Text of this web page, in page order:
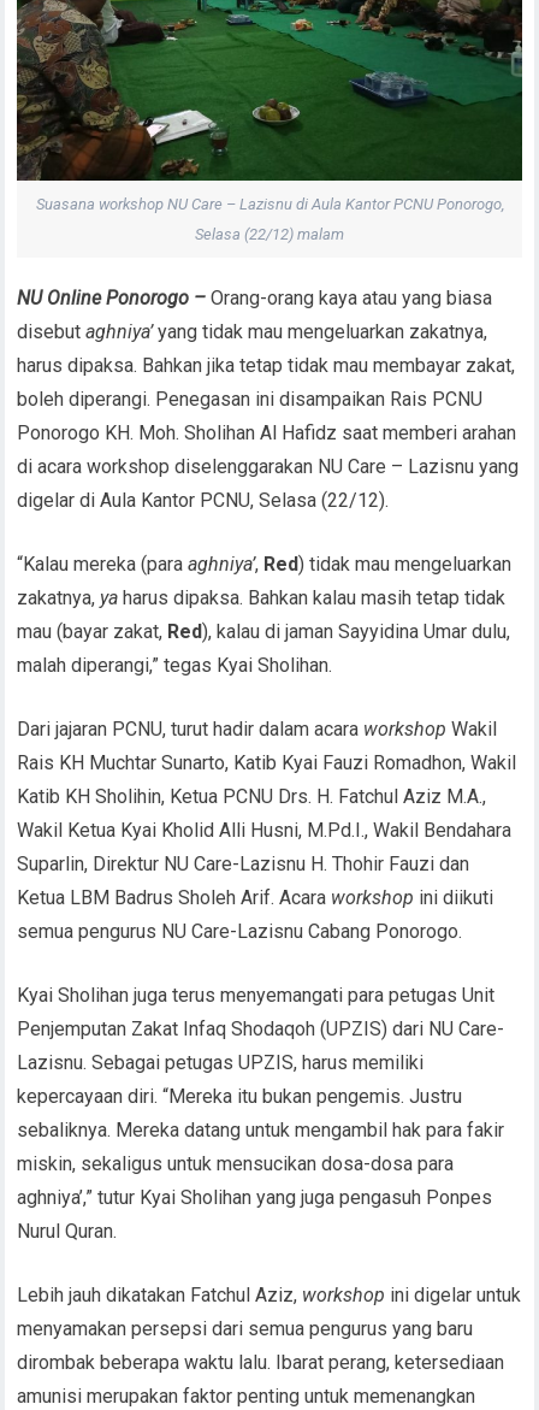
Suasana workshop NU Care – Lazisnu di Aula Kantor PCNU Ponorogo,
Selasa (22/12) malam
NU Online Ponorogo – Orang-orang kaya atau yang biasa
disebutaghniya’yang tidak mau mengeluarkan zakatnya,
harus dipaksa. Bahkan jika tetap tidak mau membayar zakat,
boleh diperangi. Penegasan ini disampaikan Rais PCNU
Ponorogo KH. Moh. Sholihan Al Hafidz saat memberi arahan
di acara workshop diselenggarakan NU Care – Lazisnu yang
digelar di Aula Kantor PCNU, Selasa (22/12).
“Kalau mereka (paraaghniya’, Red) tidak mau mengeluarkan
zakatnya, ya harus dipaksa. Bahkan kalau masih tetap tidak
mau (bayar zakat, Red), kalau di jaman Sayyidina Umar dulu,
malah diperangi,” tegas Kyai Sholihan.
Dari jajaran PCNU, turut hadir dalam acara workshop Wakil
Rais KH Muchtar Sunarto, Katib Kyai Fauzi Romadhon, Wakil
Katib KH Sholihin, Ketua PCNU Drs. H. Fatchul Aziz M.A.,
Wakil Ketua Kyai Kholid Alli Husni, M.Pd.I., Wakil Bendahara
Suparlin, Direktur NU Care-Lazisnu H. Thohir Fauzi dan
Ketua LBM Badrus Sholeh Arif. Acara workshop ini diikuti
semua pengurus NU Care-Lazisnu Cabang Ponorogo.
Kyai Sholihan juga terus menyemangati para petugas Unit
Penjemputan Zakat Infaq Shodaqoh (UPZIS) dari NU Care-
Lazisnu. Sebagai petugas UPZIS, harus memiliki
kepercayaan diri. “Mereka itu bukan pengemis. Justru
sebaliknya. Mereka datang untuk mengambil hak para fakir
miskin, sekaligus untuk mensucikan dosa-dosa para
aghniya’,” tutur Kyai Sholihan yang juga pengasuh Ponpes
Nurul Quran.
Lebih jauh dikatakan Fatchul Aziz, workshop ini digelar untuk
menyamakan persepsi dari semua pengurus yang baru
dirombak beberapa waktu lalu. Ibarat perang, ketersediaan
amunisi merupakan faktor penting untuk memenangkan